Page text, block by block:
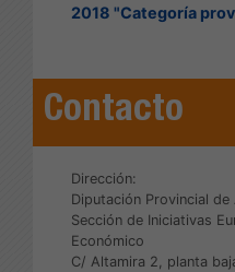
2018 "Categoría
Contacto
Dirección:
Diputación Provincial de
Sección de Iniciativas
Económico
C/ Altamira 2, planta